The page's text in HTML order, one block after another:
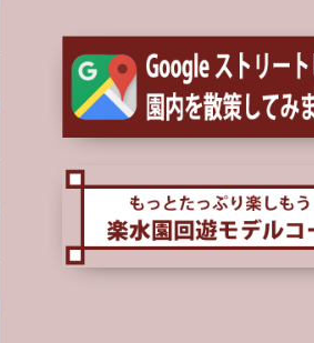
来園への感謝を込めて～